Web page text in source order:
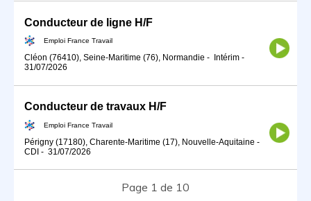
Conducteur de ligne H/F
Emploi France Travail
Cléon (76410), Seine-Maritime (76), Normandie - Intérim -
31/07/2026
Conducteur de travaux H/F
Emploi France Travail
Périgny (17180), Charente-Maritime (17), Nouvelle-Aquitaine -
CDI - 31/07/2026
Page 1 de 10